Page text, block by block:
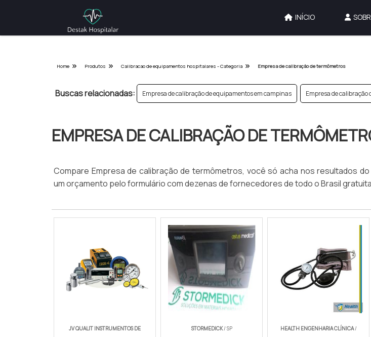
INÍCIO
Home Produtos Calibracao de equipamentos hospitalares - Categoria Empresa de calibração de termômetros
Buscas relacionadas: Empresa de calibração de equipamentos em campinas Empresa de calibração
EMPRESA DE CALIBRAÇÃO DE
Compare Empresa de calibração de termômetros, você só acha nos resultados
um orçamento pelo formulário com dezenas de fornecedores de todo o Brasil
JV QUALIT INSTRUMENTOS DE
STORMEDICK/ SP HEALTH ENGENHARIA CLÍNICA/